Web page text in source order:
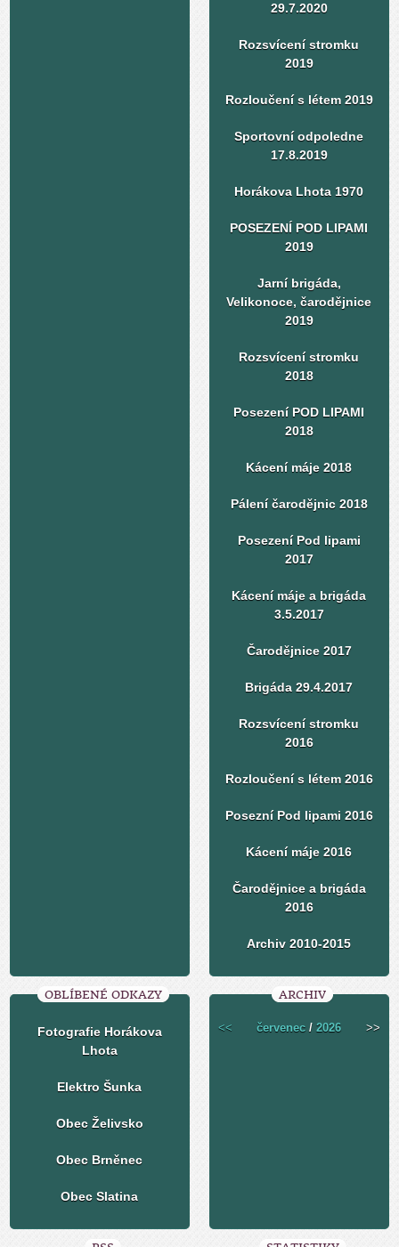
29.7.2020
Rozsvícení stromku
2019
Rozloučení s létem 2019
Sportovní odpoledne
17.8.2019
Horákova Lhota 1970
POSEZENÍ POD LIPAMI
2019
Jarní brigáda,
Velikonoce, čarodějnice
2019
Rozsvícení stromku
2018
Posezení POD LIPAMI
2018
Kácení máje 2018
Pálení čarodějnic 2018
Posezení Pod lipami
2017
Kácení máje a brigáda
3.5.2017
Čarodějnice 2017
Brigáda 29.4.2017
Rozsvícení stromku
2016
Rozloučení s létem 2016
Posezní Pod lipami 2016
Kácení máje 2016
Čarodějnice a brigáda
2016
Archiv 2010-2015
OBLÍBENÉ ODKAZY
Fotografie Horákova
Lhota
Elektro Šunka
Obec Želivsko
Obec Brněnec
Obec Slatina
ARCHIV
<< červenec /2026 >>